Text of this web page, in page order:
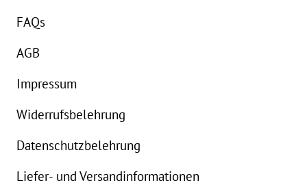
FAQs
AGB
Impressum
Widerrufsbelehrung
Datenschutzbelehrung
Liefer- und Versandinformationen